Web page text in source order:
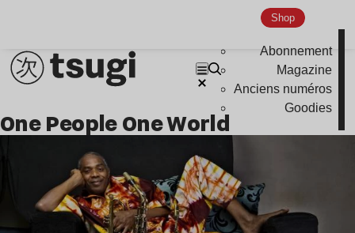
Shop
Abonnement
Magazine
Anciens numéros
Goodies
One People One World